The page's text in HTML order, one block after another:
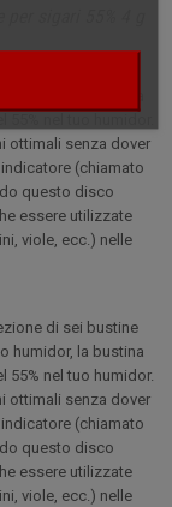
sigari 55% 4 g
di sei bustine
ottimali senza dover
(chiamato
questo disco
essere utilizzate
viole, ecc.) nelle
di sei bustine
humidor, la bustina
55% nel tuo humidor.
ottimali senza dover
(chiamato
questo disco
essere utilizzate
viole, ecc.) nelle